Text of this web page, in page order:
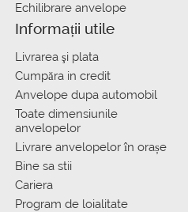
Echilibrare anvelope
Informații utile
Livrarea şi plata
Сumpăra in credit
Anvelope dupa automobil
Toate dimensiunile
anvelopelor
Livrare anvelopelor în orașe
Bine sa stii
Cariera
Program de loialitate